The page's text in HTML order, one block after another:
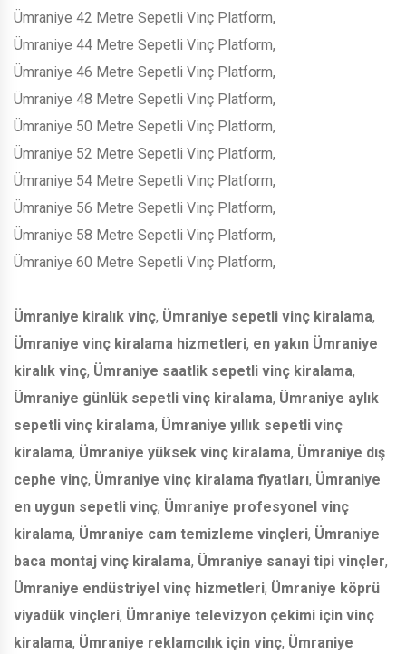
Ümraniye 42 Metre Sepetli Vinç Platform,
Ümraniye 44 Metre Sepetli Vinç Platform,
Ümraniye 46 Metre Sepetli Vinç Platform,
Ümraniye 48 Metre Sepetli Vinç Platform,
Ümraniye 50 Metre Sepetli Vinç Platform,
Ümraniye 52 Metre Sepetli Vinç Platform,
Ümraniye 54 Metre Sepetli Vinç Platform,
Ümraniye 56 Metre Sepetli Vinç Platform,
Ümraniye 58 Metre Sepetli Vinç Platform,
Ümraniye 60 Metre Sepetli Vinç Platform,
Ümraniye kiralık vinç, Ümraniye sepetli vinç kiralama,
Ümraniye vinç kiralama hizmetleri, en yakın Ümraniye
kiralık vinç, Ümraniye saatlik sepetli vinç kiralama,
Ümraniye günlük sepetli vinç kiralama, Ümraniye aylık
sepetli vinç kiralama, Ümraniye yıllık sepetli vinç
kiralama, Ümraniye yüksek vinç kiralama, Ümraniye dış
cephe vinç, Ümraniye vinç kiralama fiyatları, Ümraniye
en uygun sepetli vinç, Ümraniye profesyonel vinç
kiralama, Ümraniye cam temizleme vinçleri, Ümraniye
baca montaj vinç kiralama, Ümraniye sanayi tipi vinçler,
Ümraniye endüstriyel vinç hizmetleri, Ümraniye köprü
viyadük vinçleri, Ümraniye televizyon çekimi için vinç
kiralama, Ümraniye reklamcılık için vinç, Ümraniye